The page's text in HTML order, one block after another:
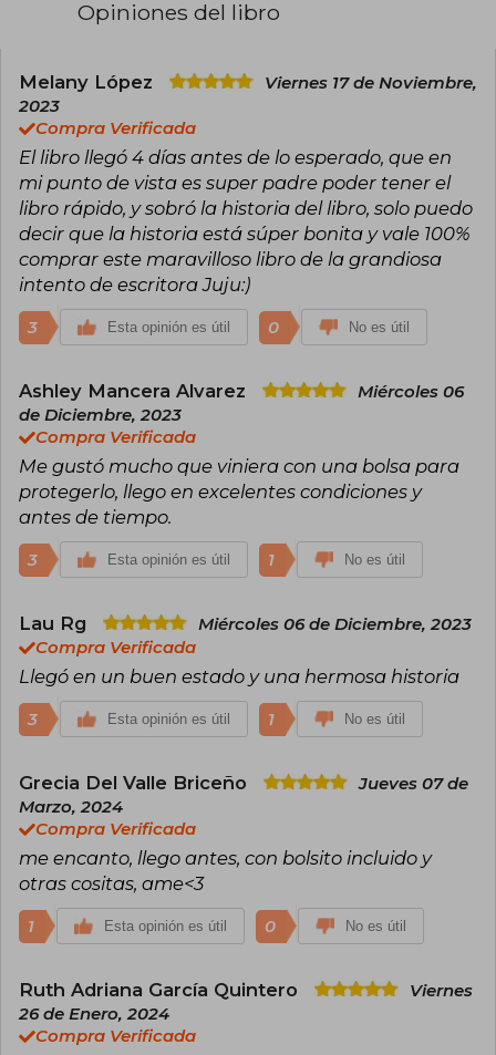
En dos ocasiones ha sido ganadora de los
Es una de las autoras más jóvenes en conseguir
Antes de diciembre se posicionó entre las 10
novelas más vendidas en diversos países.​ En el
2022, fue la autora más vendida solo detrás de
los libros de Harry Potter. Viajó por diversos
países y ciudades para promocionar sus
historias. Por ejemplo en Madrid, donde
colapsó la Gran Vía, y México, donde reunió a
cientos de lectores en la FIL de Guadalajara.
Opiniones del libro
Melany López
Viernes 17 de Noviembre,
2023
Compra Verificada
El libro llegó 4 días antes de lo esperado, que en
mi punto de vista es super padre poder tener el
libro rápido, y sobró la historia del libro, solo puedo
decir que la historia está súper bonita y vale 100%
comprar este maravilloso libro de la grandiosa
intento de escritora Juju:)
3 Esta opinión es útil 0 No es útil
Ashley Mancera Alvarez
Miércoles 06
de Diciembre, 2023
Compra Verificada
Me gustó mucho que viniera con una bolsa para
protegerlo, llego en excelentes condiciones y
antes de tiempo.
3 Esta opinión es útil 1 No es útil
Lau Rg
Miércoles 06 de Diciembre, 2023
Compra Verificada
Llegó en un buen estado y una hermosa historia
3 Esta opinión es útil 1 No es útil
Grecia Del Valle Briceño
Jueves 07 de
Marzo, 2024
Compra Verificada
me encanto, llego antes, con bolsito incluido y
otras cositas, ame<3
1 Esta opinión es útil 0 No es útil
Ruth Adriana García Quintero
Viernes
26 de Enero, 2024
Compra Verificada